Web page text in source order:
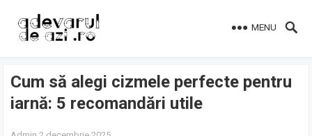
MENU
Cum să alegi cizmele perfecte pentru
iarnă: 5 recomandări utile